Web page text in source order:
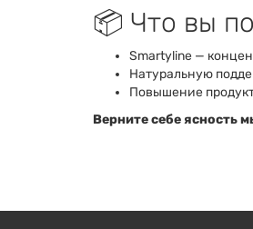
📦 Что вы
Smartyline —
Натуральную
Повышение
Верните себе ясность